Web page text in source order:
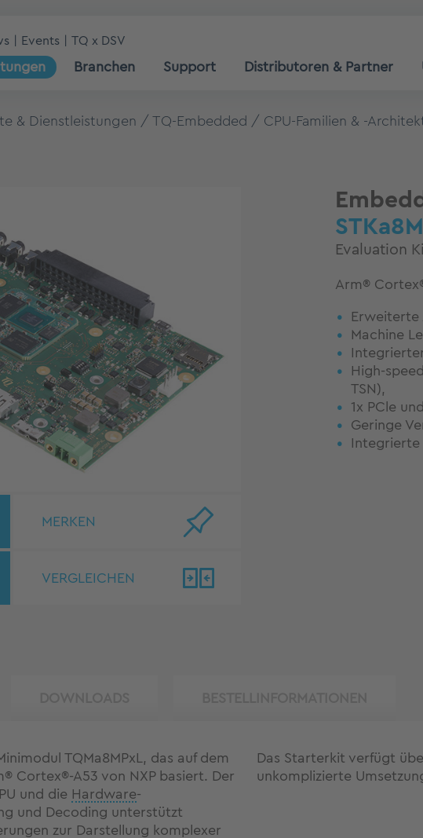
Events TQ x DSV
Branchen Support Distributoren & Partner
& Dienstleistungen TQ-Embedded CPU-Familien & -
MERKEN
VERGLEICHEN
Evaluation
Arm®
Erweiterte
Machine
High-
TSN),
1x PCle
Geringe
Integrierte
TQMa8MPxL, das auf dem
Cortex®-A53 von NXP basiert. Der
und die Hardware-
und Decoding unterstützt
zur Darstellung komplexer
Das Starterkit verfügt
unkomplizierte